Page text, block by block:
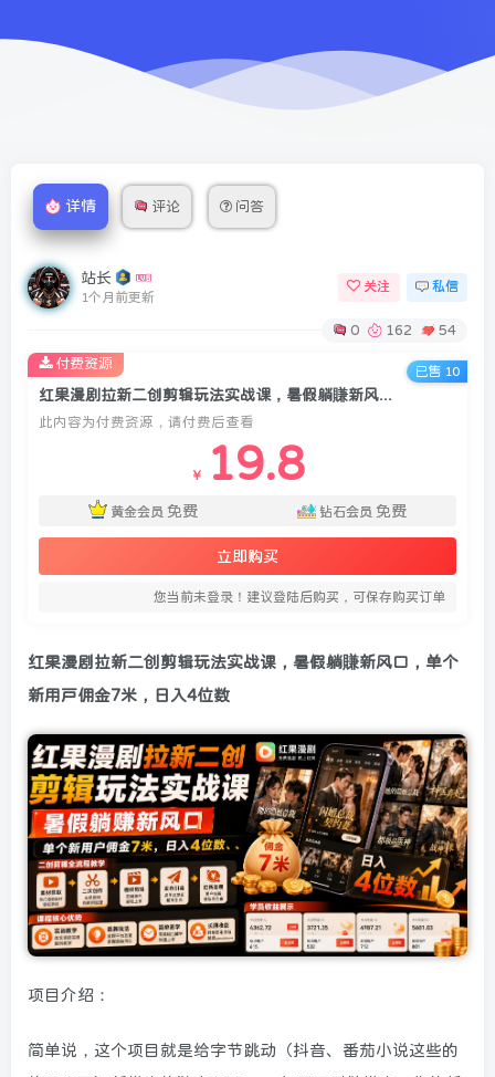
详情 评论 问答
站长
1个月前更新
关注 私信
0 162 54
此内容为付费资源，请付费后查看
￥ 19.8
黄金会员 免费 钻石会员 免费
立即购买
您当前未登录！建议登陆后购买，可保存购买订单
付费资源
已售 10
红果漫剧拉新二创剪辑玩法实战课，暑假躺賺新风口，单个
新用户佣金7米，日入4位数
项目介绍：
简单说，这个项目就是给字节跳动（抖音、番茄小说这些的